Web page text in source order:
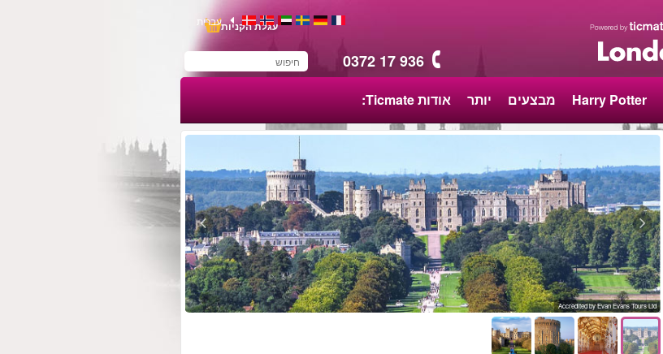
0372 17 936
עגלת הקניותעברית
Harry Potter מבצעים יותר אודות Ticmate:
You have saved this
product in your list
Accredited by Evan Evans Tours Ltd